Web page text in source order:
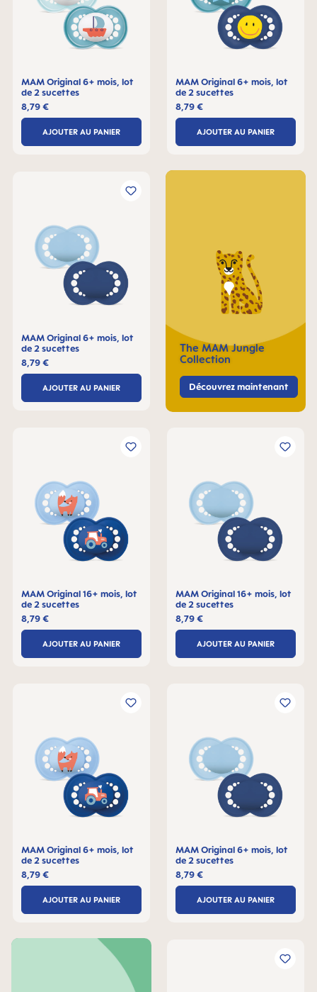
The MAM Jungle
Collection
Découvrez maintenant
MAM Original 6+ mois, lot
de 2 sucettes
8,79 €
AJOUTER AU PANIER
MAM Original 6+ mois, lot
de 2 sucettes
8,79 €
AJOUTER AU PANIER
MAM Original 6+ mois, lot
de 2 sucettes
8,79 €
AJOUTER AU PANIER
MAM Original 16+ mois, lot
de 2 sucettes
8,79 €
AJOUTER AU PANIER
MAM Original 16+ mois, lot
de 2 sucettes
8,79 €
AJOUTER AU PANIER
MAM Original 6+ mois, lot
de 2 sucettes
8,79 €
AJOUTER AU PANIER
MAM Original 6+ mois, lot
de 2 sucettes
8,79 €
AJOUTER AU PANIER